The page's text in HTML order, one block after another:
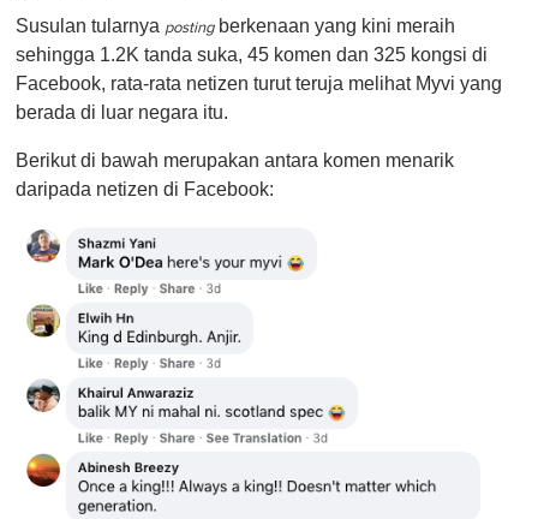
Susulan tularnya postingberkenaan yang kini meraih
sehingga 1.2K tanda suka, 45 komen dan 325 kongsi di
Facebook, rata-rata netizen turut teruja melihat Myvi yang
berada di luar negara itu.
Berikut di bawah merupakan antara komen menarik
daripada netizen di Facebook: